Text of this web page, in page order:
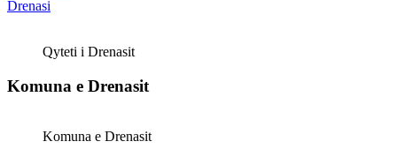
Drenasi
Qyteti i Drenasit
Komuna e Drenasit
Komuna e Drenasit